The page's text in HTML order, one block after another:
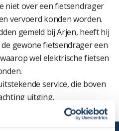
niet over een fietsendrager
vervoerd konden worden.
gemeld bij Arjen, heeft hij
gewone fietsendrager een
wel elektrische fietsen
service, die boven
uitging.